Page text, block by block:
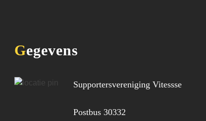
Gegevens
Supportersvereniging Vitessse
Postbus 30332